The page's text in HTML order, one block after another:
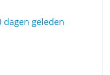
dagen geleden